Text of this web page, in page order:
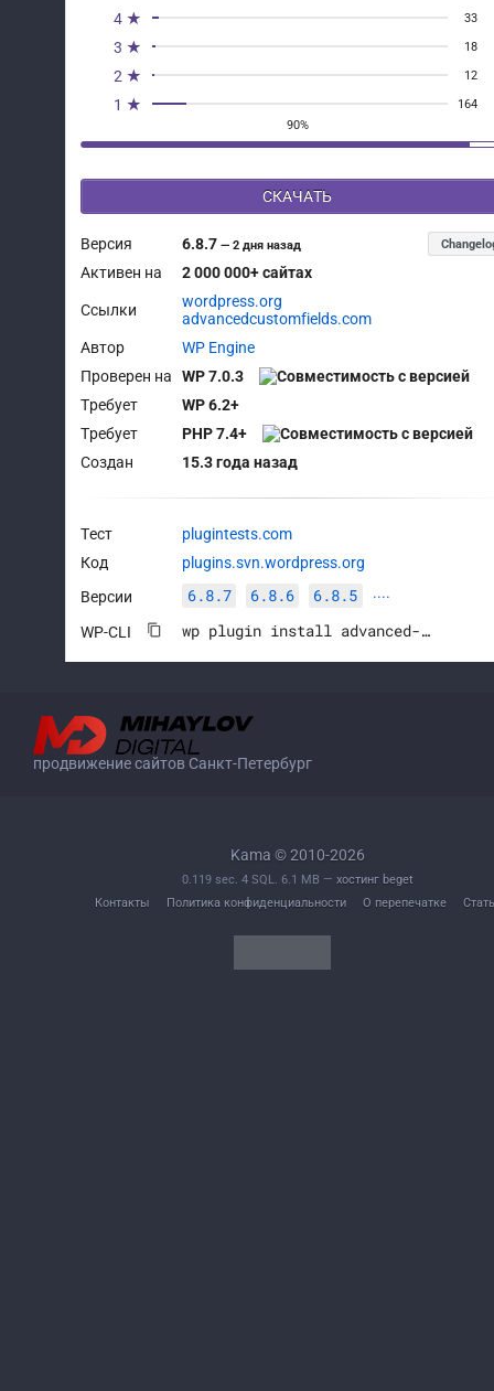
4 ★ 33
3 ★ 18
2 ★ 12
1 ★
164
90%
СКАЧАТЬ
Версия 6.8.7—2 дня назад
Активен на 2 000 000+ сайтах
Ссылки
wordpress.org
advancedcustomfields.com
Автор
WP Engine
Проверен на
WP 7.0.3
Требует
WP 6.2+
Требует
PHP 7.4+
Создан
15.3 года назад
Тест
plugintests.com
Код
plugins.svn.wordpress.org
Версии
6.8.7 6.8.6 6.8.5 ····
WP-CLI wp plugin install advanced-custom-fields --activate
продвижение сайтов Санкт-Петербург
Kama © 2010-2026
0.119 sec. 4 SQL. 6.1 MB — хостинг beget
Контакты
Политика конфиденциальности О перепечатке